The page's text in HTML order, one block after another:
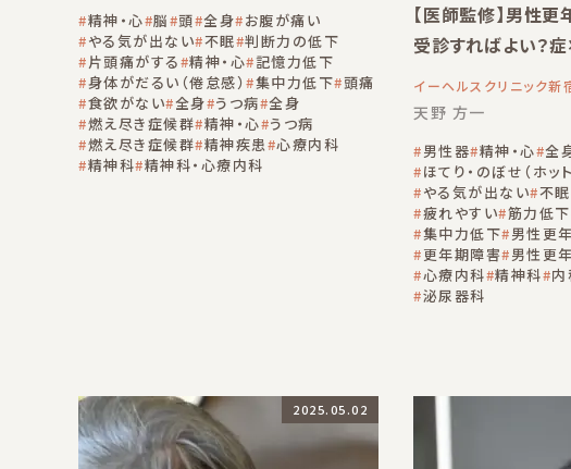
精神・心 脳 頭 全身 お腹が痛い
やる気が出ない 不眠 判断力の低下
片頭痛がする 精神・心 記憶力低下
身体がだるい（倦怠感）
集中力低下 頭痛
食欲がない 全身 うつ病 全身
燃え尽き症候群 精神・心 うつ病
燃え尽き症候群 精神疾患 心療内科
精神科 精神科・心療内科
【医師監修】男性
受診すればよい？
イーヘルスクリニック新
天野 方一
男性器 精神・心 全
ほてり・のぼせ（ホッ
やる気が出ない 不眠
疲れやすい 筋力低下
集中力低下 男性更
更年期障害 男性更
心療内科 精神科 内
泌尿器科
2025.05.02